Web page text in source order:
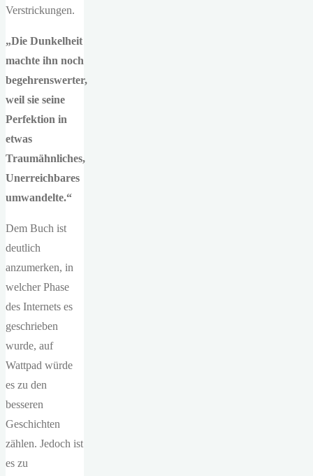
Verstrickungen.
„Die Dunkelheit
machte ihn noch
begehrenswerter,
weil sie seine
Perfektion in
etwas
Traumähnliches,
Unerreichbares
umwandelte.“
Dem Buch ist
deutlich
anzumerken, in
welcher Phase
des Internets es
geschrieben
wurde, auf
Wattpad würde
es zu den
besseren
Geschichten
zählen. Jedoch ist
es zu